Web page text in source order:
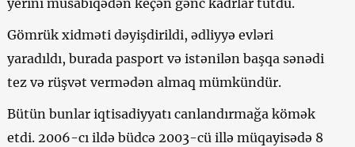
yerini müsabiqədən keçən gənc kadrlar tutdu.
Gömrük xidməti dəyişdirildi, ədliyyə evləri
yaradıldı, burada pasport və istənilən başqa sənədi
tez və rüşvət vermədən almaq mümkündür.
Bütün bunlar iqtisadiyyatı canlandırmağa kömək
etdi. 2006-cı ildə büdcə 2003-cü illə müqayisədə 8